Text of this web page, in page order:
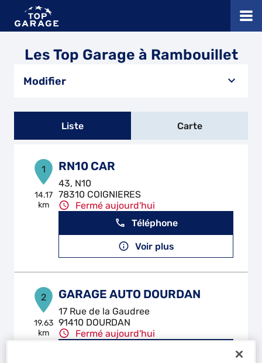
Les Top Garage à Rambouillet
Modifier
Liste Carte
1
14.17
km
RN10 CAR
43, N10
78310 COIGNIERES
Fermé aujourd'hui
Téléphone
Voir plus
2
19.63
km
GARAGE AUTO DOURDAN
17 Rue de la Gaudree
91410 DOURDAN
Fermé aujourd'hui